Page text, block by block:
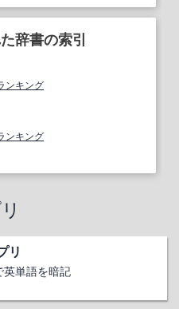
辞書の索引
ンキング
ンキング
リ
英単語を暗記